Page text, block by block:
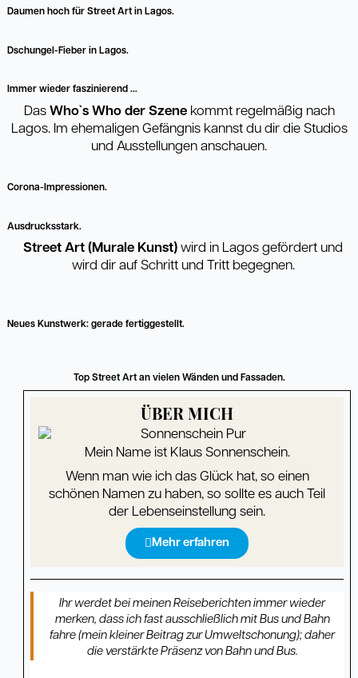
Daumen hoch für Street Art in Lagos.
Dschungel-Fieber in Lagos.
Immer wieder faszinierend …
Das Who`s Who der Szenekommt regelmäßig nach
Lagos. Im ehemaligen Gefängnis kannst du dir die Studios
und Ausstellungen anschauen.
Corona-Impressionen.
Ausdrucksstark.
Street Art (Murale Kunst) wird in Lagos gefördert und
wird dir auf Schritt und Tritt begegnen.
Neues Kunstwerk: gerade fertiggestellt.
Top Street Art an vielen Wänden und Fassaden.
ÜBER MICH
Mein Name ist Klaus Sonnenschein.
Wenn man wie ich das Glück hat, so einen
schönen Namen zu haben, so sollte es auch Teil
der Lebenseinstellung sein.
Mehr erfahren
Ihr werdet bei meinen Reiseberichten immer wieder
merken, dass ich fast ausschließlich mit Bus und Bahn
fahre (mein kleiner Beitrag zur Umweltschonung); daher
die verstärkte Präsenz von Bahn und Bus.